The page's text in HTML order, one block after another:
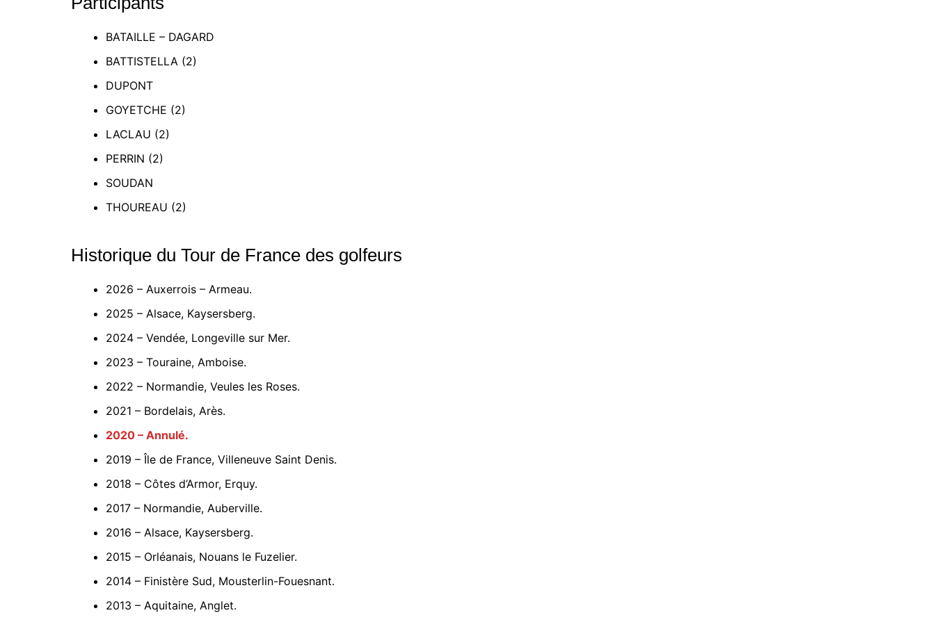
BATAILLE – DAGARD
BATTISTELLA (2)
DUPONT
GOYETCHE (2)
LACLAU (2)
PERRIN (2)
SOUDAN
THOUREAU (2)
Historique du Tour de France des golfeurs
2026 – Auxerrois – Armeau.
2025 – Alsace, Kaysersberg.
2024 – Vendée, Longeville sur Mer.
2023 – Touraine, Amboise.
2022 – Normandie, Veules les Roses.
2021 – Bordelais, Arès.
2020 – Annulé.
2019 – Île de France, Villeneuve Saint Denis.
2018 – Côtes d’Armor, Erquy.
2017 – Normandie, Auberville.
2016 – Alsace, Kaysersberg.
2015 – Orléanais, Nouans le Fuzelier.
2014 – Finistère Sud, Mousterlin-Fouesnant.
2013 – Aquitaine, Anglet.